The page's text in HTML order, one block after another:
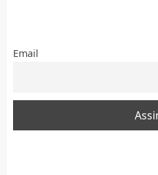
Email